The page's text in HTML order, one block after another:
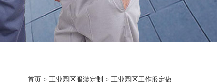
首页 > 工业园区服装定制 > 工业园区工作服定做